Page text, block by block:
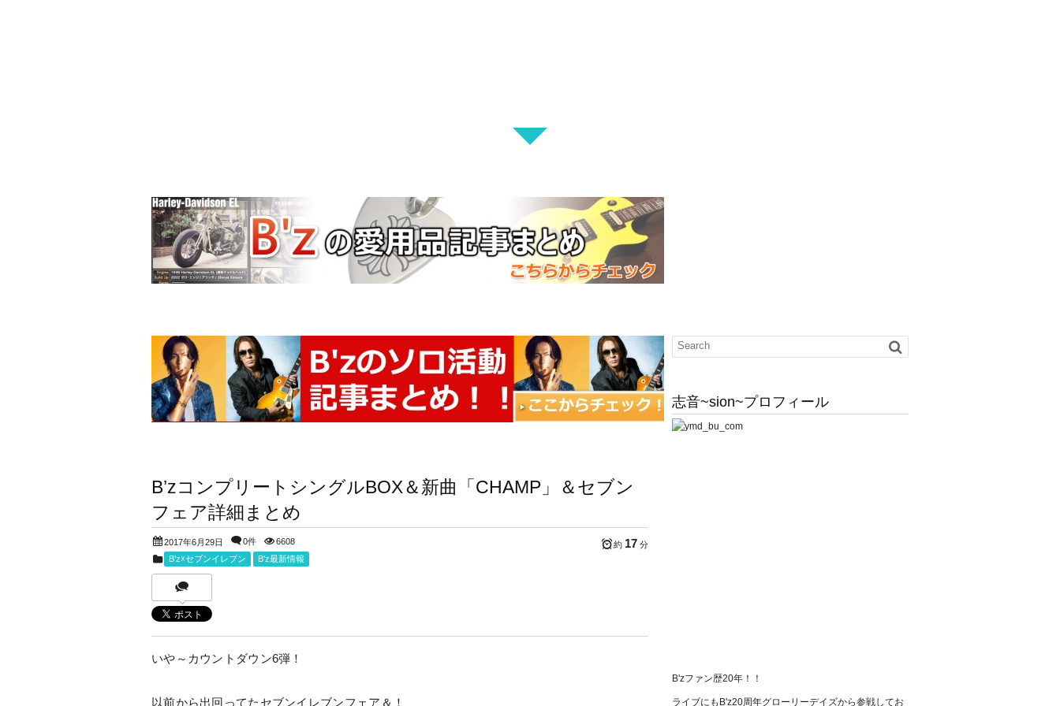
B’zコンプリートシングルBOX＆新曲「CHAMP」＆セブン
フェア詳細まとめ
2017年6月29日 0件 6608 約 17 分
B'z☓セブンイレブン
B'z最新情報
いや～カウントダウン6弾！
以前から出回ってたセブンイレブンフェア＆！
志音~sion~プロフィール
B'zファン歴20年！！
ライブにもB'z20周年グローリーデイズから参戦してお